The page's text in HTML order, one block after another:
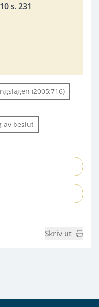
s. 231
(2005:716)
av beslut
Skriv ut